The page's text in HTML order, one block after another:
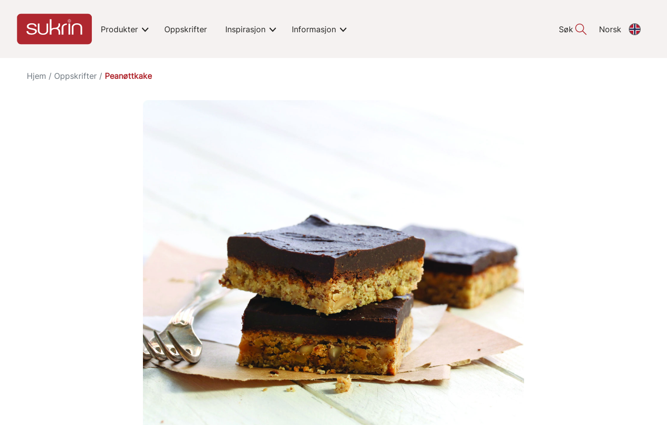
expand-toggle
Produkter Oppskrifter expand-toggle
Inspirasjon expand-toggle
Informasjon Søk Norsk
Hjem / Oppskrifter/ Peanøttkake